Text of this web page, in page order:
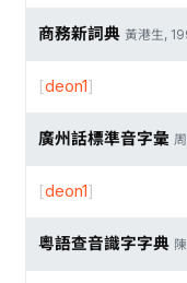
商務新詞典 黃港生,
[deon1]
廣州話標準音字彙
[deon1]
粵語查音識字字典